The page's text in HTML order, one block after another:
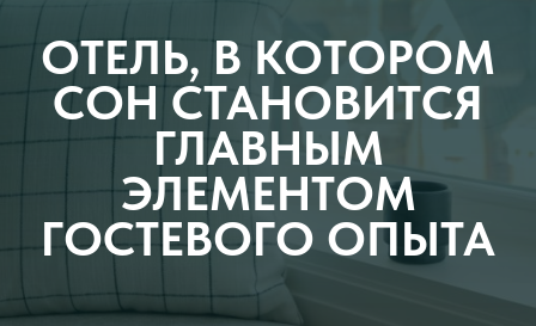
ОТЕЛЬ, В КОТОРОМ
СОН СТАНОВИТСЯ
ГЛАВНЫМ
ЭЛЕМЕНТОМ
ГОСТЕВОГО ОПЫТА